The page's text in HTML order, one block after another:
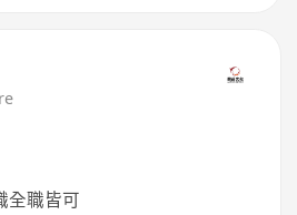
全職皆可